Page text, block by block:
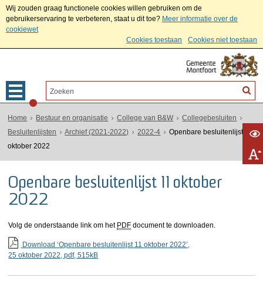
Wij zouden graag functionele cookies willen gebruiken om de
gebruikerservaring te verbeteren, staat u dit toe? Meer informatie over de
cookiewet
Cookies toestaan
Cookies niet toestaan
Home Bestuur en organisatie College van B&W
Collegebesluiten
Besluitenlijsten
Archief (2021-2022) 2022-4
Openbare besluitenlijst 11
oktober 2022
Openbare besluitenlijst 11 oktober
2022
Volg de onderstaande link om het PDF document te downloaden.
Download ‘Openbare besluitenlijst 11 oktober 2022’,
25 oktober 2022,pdf, 515kB